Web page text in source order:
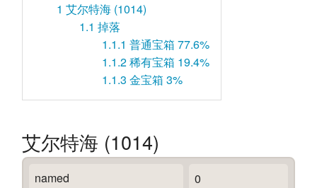
1 艾尔特海 (1014)
1.1 掉落
1.1.1 普通宝箱 77.6%
1.1.2稀有宝箱 19.4%
1.1.3 金宝箱 3%
艾尔特海 (1014)
named 0